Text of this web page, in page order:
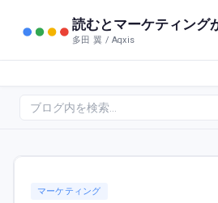
読むとマーケティング
多田 翼 / Aqxis
マーケティング